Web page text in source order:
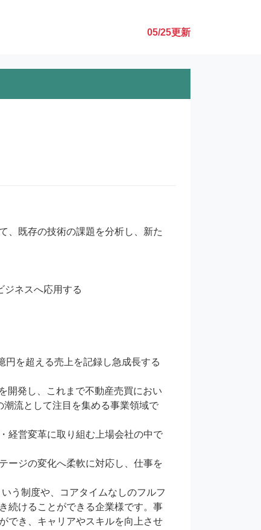
05/25更新
、既存の技術の課題を分析し、新た
ジネスへ応用する
を超える売上を記録し急成長する
開発し、これまで不動産売買におい
流として注目を集める事業領域で
経営変革に取り組む上場会社の中で
ージの変化へ柔軟に対応し、仕事を
う制度や、コアタイムなしのフルフ
続けることができる企業様です。事
でき、キャリアやスキルを向上させ